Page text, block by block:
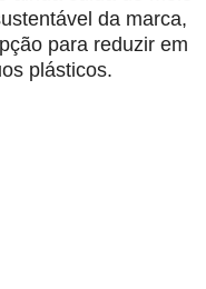
da marca,
para reduzir em
plásticos.